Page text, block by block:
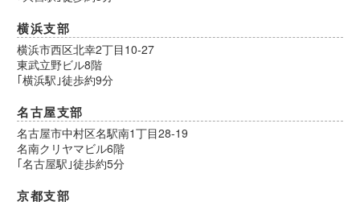
横浜支部
横浜市西区北幸2丁目10-27
東武立野ビル8階
｢横浜駅｣徒歩約9分
名古屋支部
名古屋市中村区名駅南1丁目28-19
名南クリヤマビル6階
｢名古屋駅｣徒歩約5分
京都支部